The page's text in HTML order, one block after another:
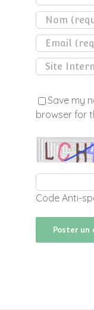
Save my
browser for
Code Anti-